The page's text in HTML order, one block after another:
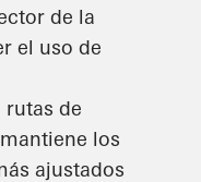
de la
el uso de
rutas de
los
ajustados